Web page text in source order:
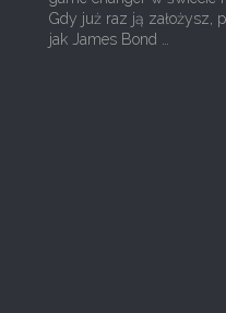
Gdy już raz ją założysz,
jak James Bond …